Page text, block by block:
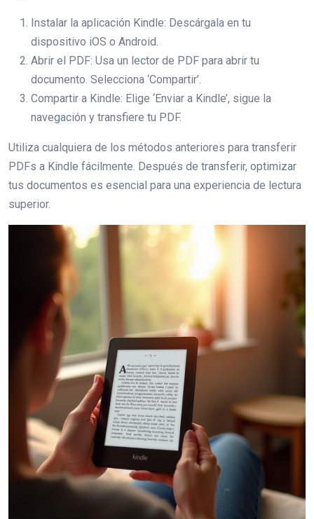
Instalar la aplicación Kindle: Descárgala en tu
dispositivo iOS o Android.
Abrir el PDF: Usa un lector de PDF para abrir tu
documento. Selecciona ‘Compartir’.
Compartir a Kindle: Elige ‘Enviar a Kindle’, sigue la
navegación y transfiere tu PDF.
Utiliza cualquiera de los métodos anteriores para transferir
PDFs a Kindle fácilmente. Después de transferir, optimizar
tus documentos es esencial para una experiencia de lectura
superior.